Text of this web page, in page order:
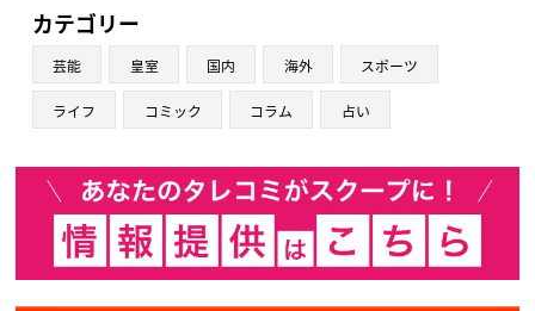
カテゴリー
芸能 皇室 国内 海外 スポーツ
ライフ コミック コラム 占い